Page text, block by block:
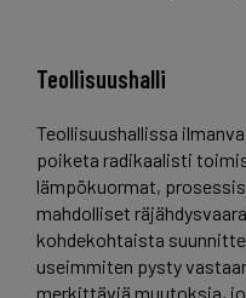
Teollisuushalli
Teollisuushallissa
poiketa radikaalisti
lämpökuormat,
mahdolliset
kohdekohtaista
useimmiten pysty
merkittäviä muutoksia,